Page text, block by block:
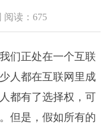
阅读：675
们正处在一个互联
人都在互联网里成
都有了选择权，可
但是，假如所有的